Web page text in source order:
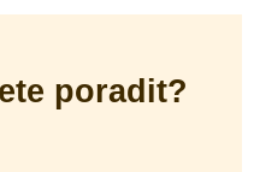
poradit?